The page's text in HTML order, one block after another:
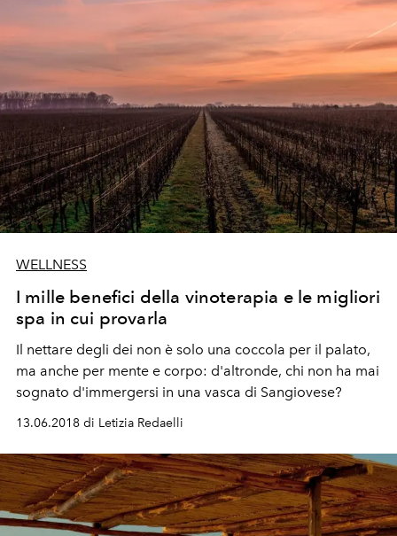
WELLNESS
I mille benefici della vinoterapia e le migliori
spa in cui provarla
Il nettare degli dei non è solo una coccola per il palato,
ma anche per mente e corpo: d'altronde, chi non ha mai
sognato d'immergersi in una vasca di Sangiovese?
13.06.2018 di Letizia Redaelli